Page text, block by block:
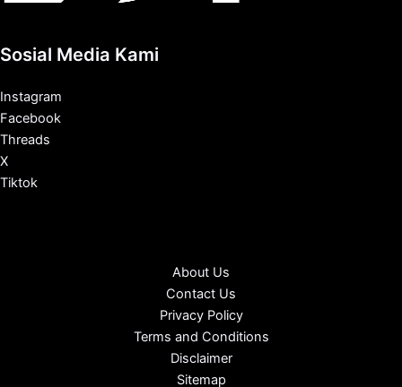
Sosial Media Kami
Instagram
Facebook
Threads
X
Tiktok
About Us
Contact Us
Privacy Policy
Terms and Conditions
Disclaimer
Sitemap